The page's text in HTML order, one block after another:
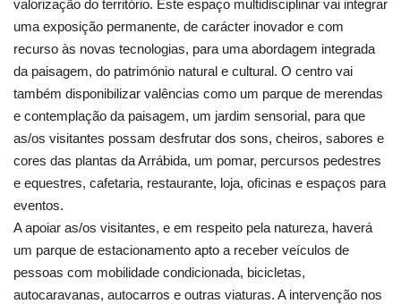
valorização do território. Este espaço multidisciplinar vai integrar
uma exposição permanente, de carácter inovador e com
recurso às novas tecnologias, para uma abordagem integrada
da paisagem, do património natural e cultural. O centro vai
também disponibilizar valências como um parque de merendas
e contemplação da paisagem, um jardim sensorial, para que
as/os visitantes possam desfrutar dos sons, cheiros, sabores e
cores das plantas da Arrábida, um pomar, percursos pedestres
e equestres, cafetaria, restaurante, loja, oficinas e espaços para
eventos.
A apoiar as/os visitantes, e em respeito pela natureza, haverá
um parque de estacionamento apto a receber veículos de
pessoas com mobilidade condicionada, bicicletas,
autocaravanas, autocarros e outras viaturas. A intervenção nos